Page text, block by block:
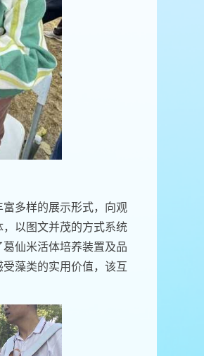
多样的展示形式，向观
以图文并茂的方式系统
仙米活体培养装置及品
藻类的实用价值，该互